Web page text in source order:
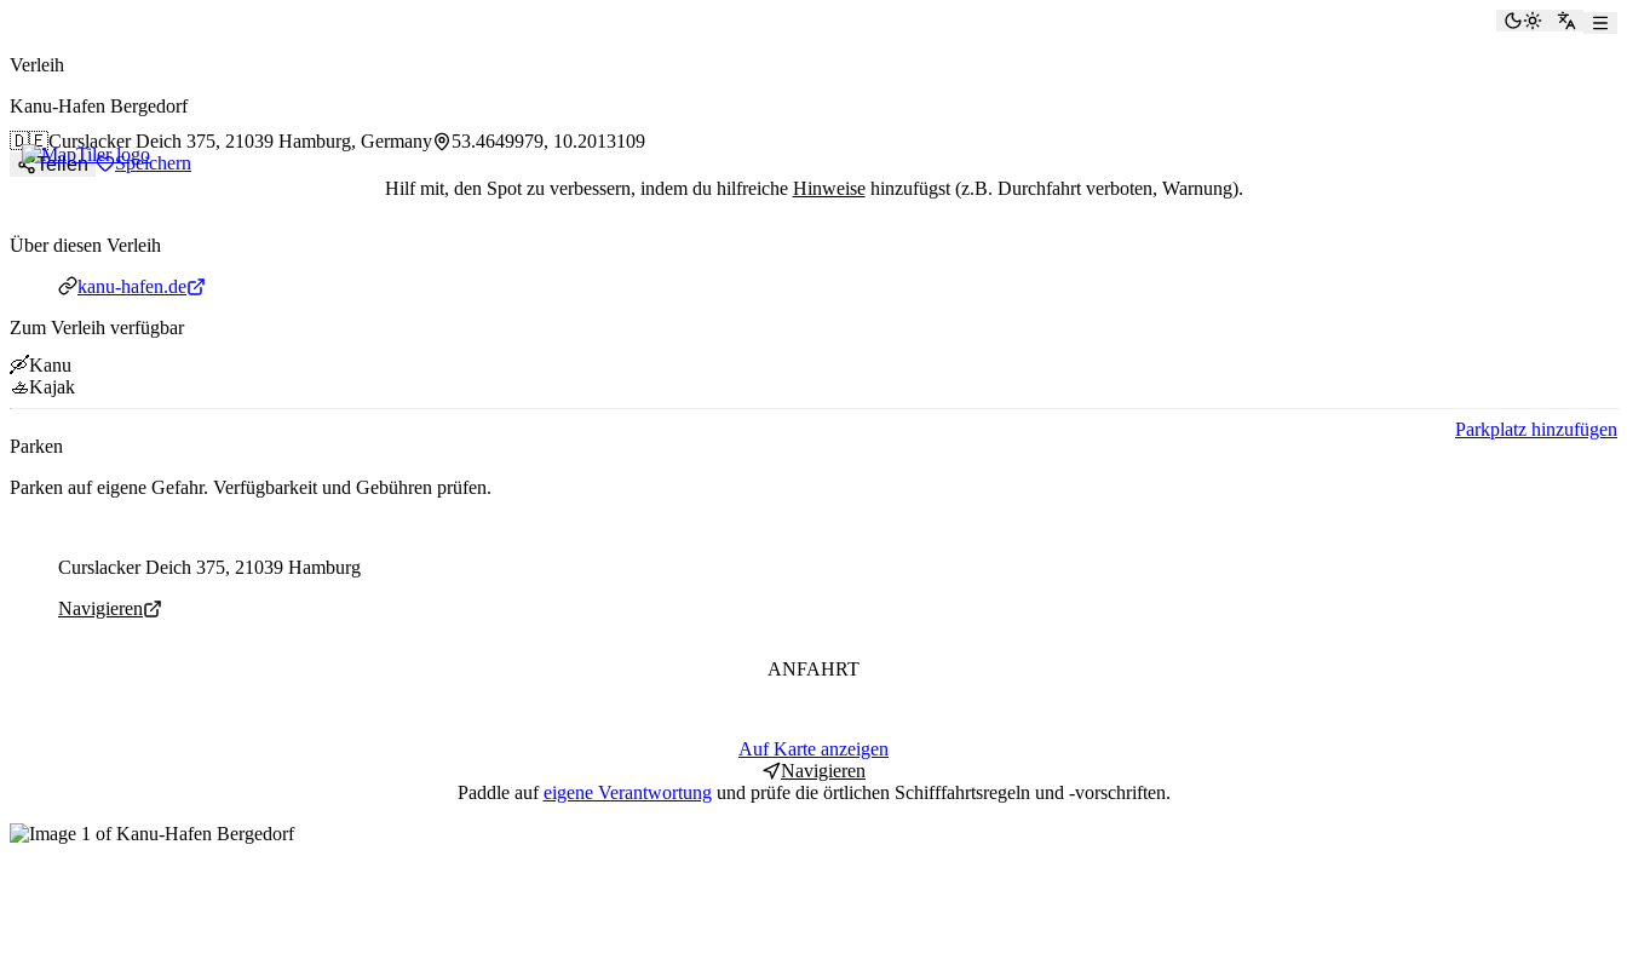
Zu
Verleih
Kanu-Hafen Bergedorf
🇩🇪Curslacker Deich 375, 21039 Hamburg, Germany
53.4649979, 10.2013109
Teilen
Speichern
Hilf mit, den Spot zu verbessern, indem du hilfreiche Hinweisehinzufügst (z.B. Durchfahrt verboten, Warnung).
Über diesen Verleih
Webseitekanu-hafen.de
Zum Verleih verfügbar
🛶Kanu
🚣Kajak
Parken
Parken auf eigene Gefahr. Verfügbarkeit und Gebühren prüfen.
Parkplatz hinzufügen
Curslacker Deich 375, 21039 Hamburg
Navigieren
ANFAHRT
Auf Karte anzeigen
Navigieren
Paddle aufeigene Verantwortungund prüfe die örtlichen Schifffahrtsregeln und -vorschriften.